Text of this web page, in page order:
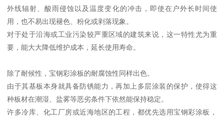
外线辐射、酸雨侵蚀以及温度变化的冲击，即使在户外长时间使
用，也不易出现褪色、粉化或剥落现象。
对于处于沿海或工业污染较严重区域的建筑来说，这一特性尤为重
要，能大大降低维护成本，延长使用寿命。
除了耐候性，宝钢彩涂板的耐腐蚀性同样出色。
由于其基板本身就具备防锈能力，再加上多层涂装的保护，使得这
种板材在潮湿、盐雾等恶劣条件下依然能保持稳定。
许多冷库、化工厂房或近海地区的工程，都优先选用宝钢彩涂板，